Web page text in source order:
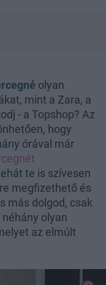
olyan
mint a Zara, a
- a Topshop? Az
hogy
órával már
te is szívesen
megfizethető és
más dolgod, csak
olyan
az elmúlt